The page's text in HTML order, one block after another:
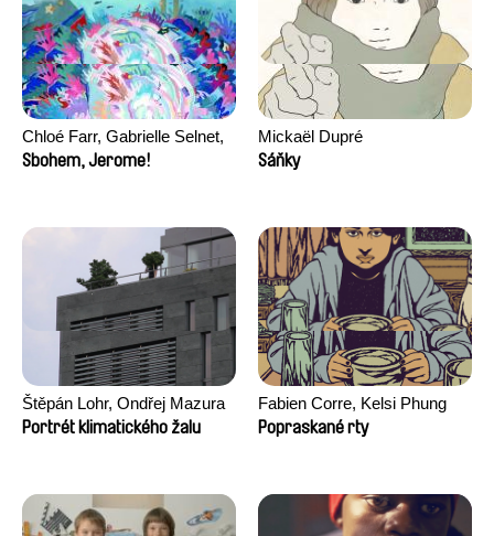
Chloé Farr, Gabrielle Selnet,
Adam Sillard
Sbohem, Jerome!
Mickaël Dupré
Sáňky
Štěpán Lohr, Ondřej Mazura
Portrét klimatického žalu
Fabien Corre, Kelsi Phung
Popraskané rty